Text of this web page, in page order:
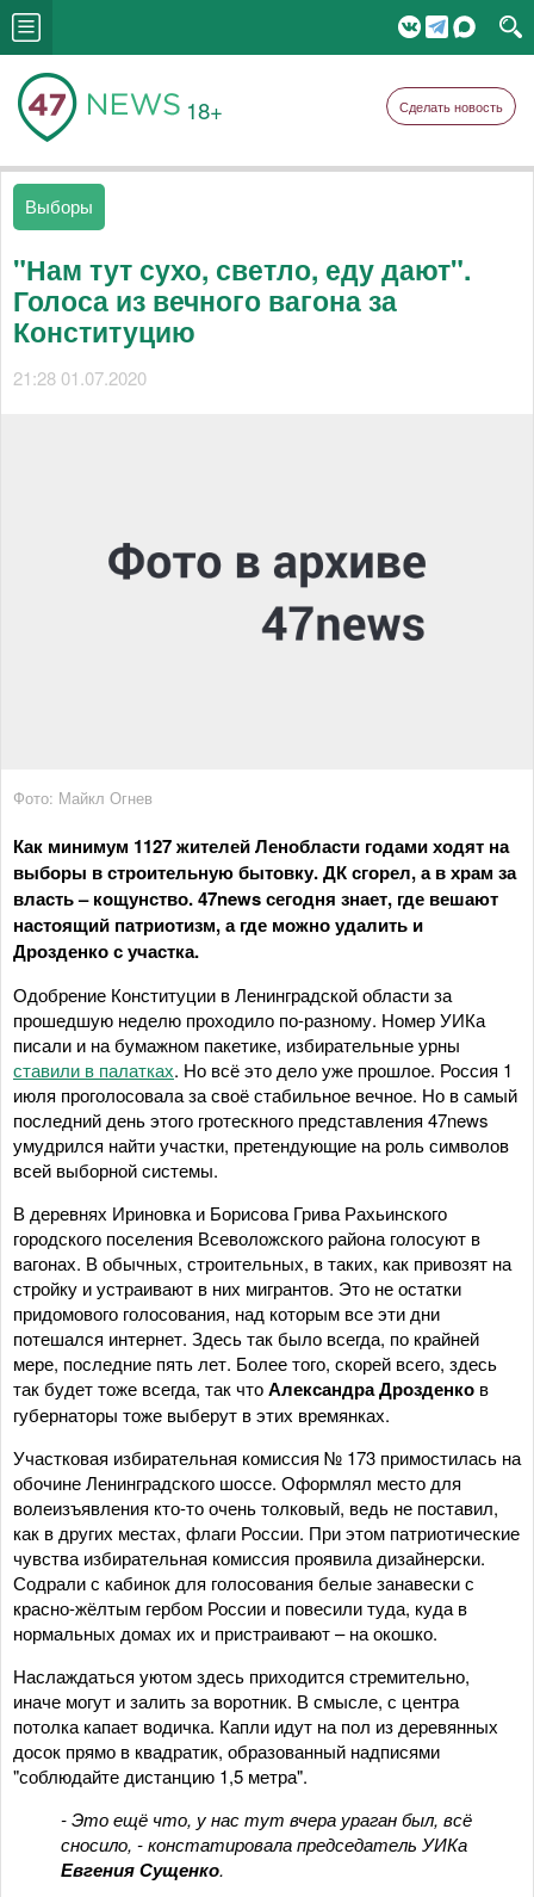
18+ Сделать новость
Выборы
"Нам тут сухо, светло, еду дают".
Голоса из вечного вагона за
Конституцию
21:28 01.07.2020
Фото: Майкл Огнев
Как минимум 1127 жителей Ленобласти годами ходят на
выборы в строительную бытовку. ДК сгорел, а в храм за
власть – кощунство. 47news сегодня знает, где вешают
настоящий патриотизм, а где можно удалить и
Дрозденко с участка.
Одобрение Конституции в Ленинградской области за
прошедшую неделю проходило по-разному. Номер УИКа
писали и на бумажном пакетике, избирательные урны
ставили в палатках. Но всё это дело уже прошлое. Россия 1
июля проголосовала за своё стабильное вечное. Но в самый
последний день этого гротескного представления 47news
умудрился найти участки, претендующие на роль символов
всей выборной системы.
В деревнях Ириновка и Борисова Грива Рахьинского
городского поселения Всеволожского района голосуют в
вагонах. В обычных, строительных, в таких, как привозят на
стройку и устраивают в них мигрантов. Это не остатки
придомового голосования, над которым все эти дни
потешался интернет. Здесь так было всегда, по крайней
мере, последние пять лет. Более того, скорей всего, здесь
так будет тоже всегда, так чтоАлександра Дрозденко в
губернаторы тоже выберут в этих времянках.
Участковая избирательная комиссия № 173 примостилась на
обочине Ленинградского шоссе. Оформлял место для
волеизъявления кто-то очень толковый, ведь не поставил,
как в других местах, флаги России. При этом патриотические
чувства избирательная комиссия проявила дизайнерски.
Содрали с кабинок для голосования белые занавески с
красно-жёлтым гербом России и повесили туда, куда в
нормальных домах их и пристраивают – на окошко.
Наслаждаться уютом здесь приходится стремительно,
иначе могут и залить за воротник. В смысле, с центра
потолка капает водичка. Капли идут на пол из деревянных
досок прямо в квадратик, образованный надписями
"соблюдайте дистанцию 1,5 метра".
- Это ещё что, у нас тут вчера ураган был, всё
сносило, - констатировала председатель УИКа
Евгения Сущенко.